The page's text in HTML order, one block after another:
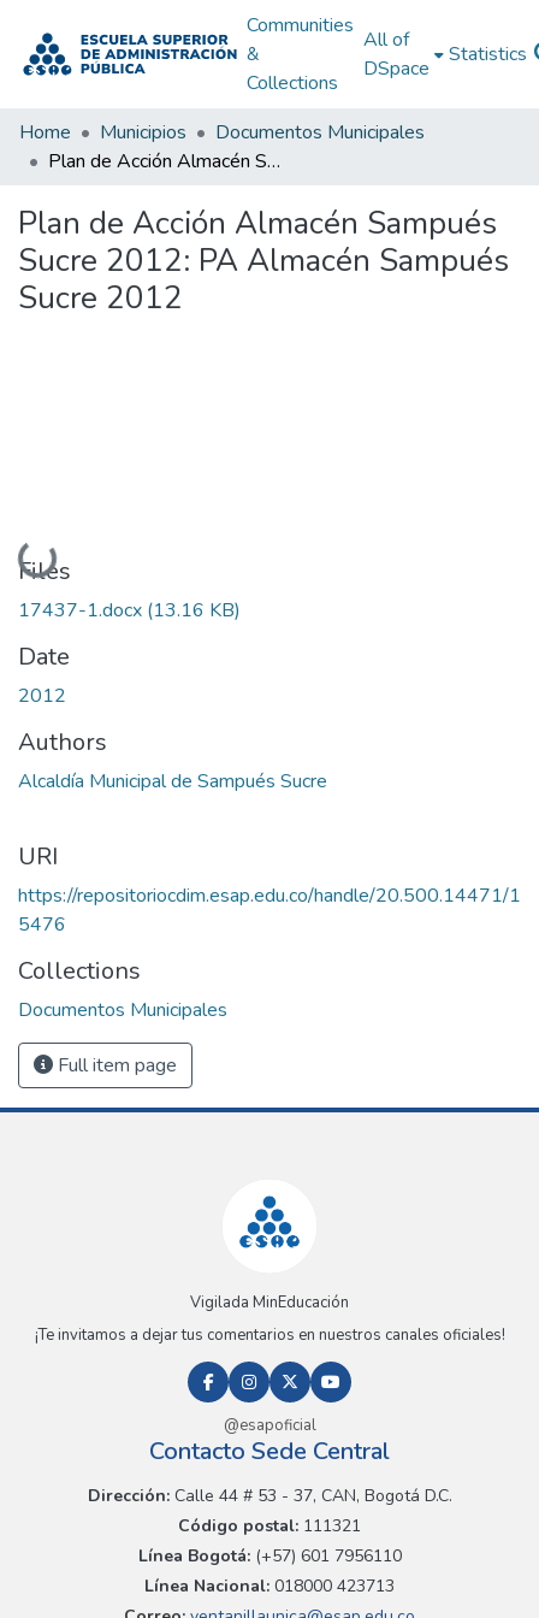
Communities
&
Collections
All of
DSpace
Statistics
Home Municipios
Documentos Municipales
Plan de Acción Almacén Sampués Sucre 2012: PA Almacén Sampués Sucre 2012
Plan de Acción Almacén Sampués
Sucre 2012: PA Almacén Sampués
Sucre 2012
Loading...
Files
17437-1.docx (13.16 KB)
Date
2012
Authors
Alcaldía Municipal de Sampués Sucre
URI
https://repositoriocdim.esap.edu.co/handle/20.500.14471/1
5476
Collections
Documentos Municipales
Full item page
Vigilada MinEducación
¡Te invitamos a dejar tus comentarios en nuestros canales oficiales!
@esapoficial
Contacto Sede Central
Dirección:Calle 44 # 53 - 37, CAN, Bogotá D.C.
Código postal: 111321
Línea Bogotá:(+57) 601 7956110
Línea Nacional: 018000 423713